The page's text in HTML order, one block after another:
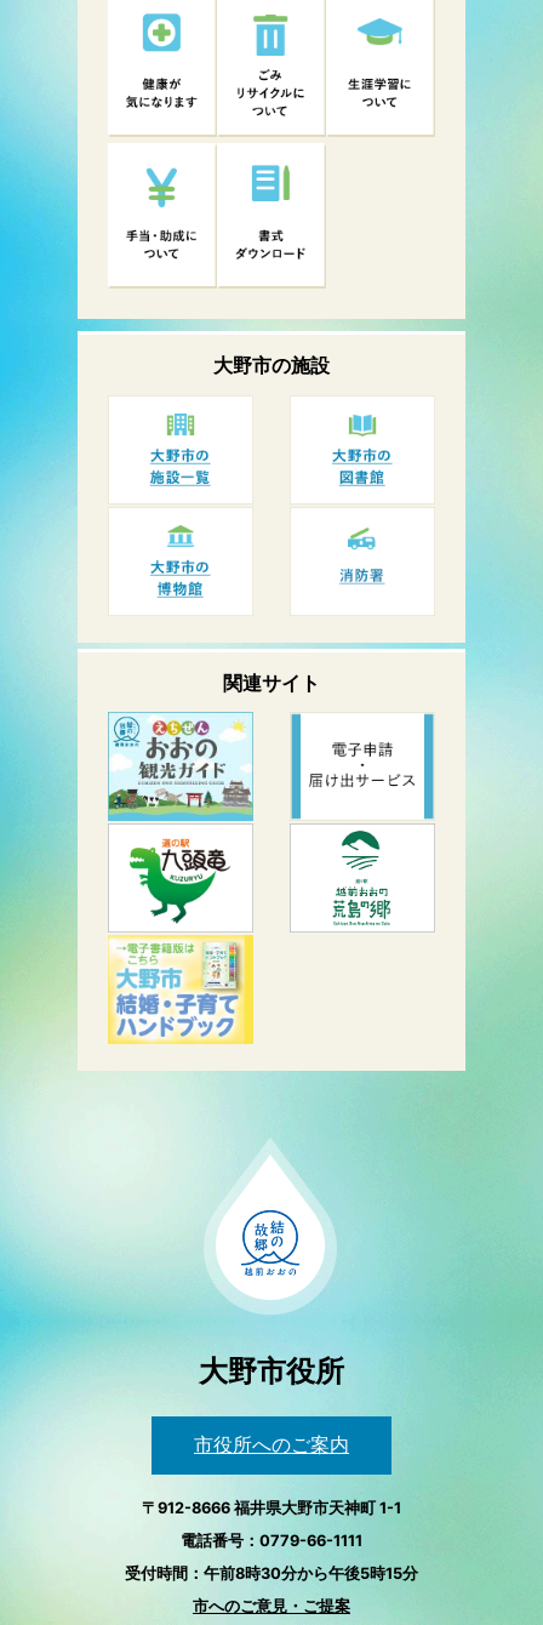
大野市の施設
関連サイト
大野市役所
市役所へのご案内
〒912-8666 福井県大野市天神町 1-1
電話番号：0779-66-1111
受付時間：午前8時30分から午後5時15分
市へのご意見・ご提案